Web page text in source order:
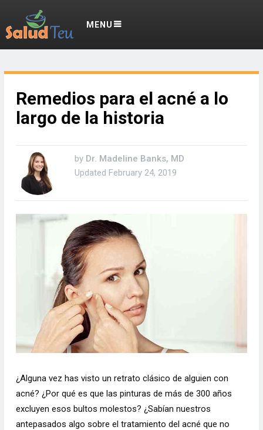
MENU
Remedios para el acné a lo
largo de la historia
by Dr. Madeline Banks, MD
Updated February 24, 2019
¿Alguna vez has visto un retrato clásico de alguien con
acné? ¿Por qué es que las pinturas de más de 300 años
excluyen esos bultos molestos? ¿Sabían nuestros
antepasados ​​algo sobre el tratamiento del acné que no